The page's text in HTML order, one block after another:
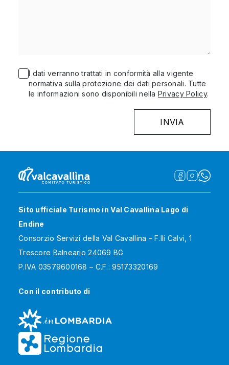
I dati verranno trattati in conformità alla vigente
normativa sulla protezione dei dati personali. Tutte
le informazioni sono disponibili nella Privacy Policy.
Sito ufficiale Turismo in Val Cavallina Lago di
Endine
Consorzio Servizi della Val Cavallina – F.lli Calvi, 1
Trescore Balneario 24069 BG
P.IVA 03579600168 – C.F.: 95173320169
Con il contributo di